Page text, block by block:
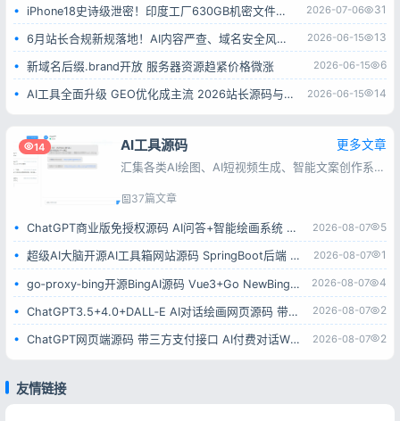
iPhone18史诗级泄密！印度工厂630GB机密文件全流出 2026-07-06 31
6月站长合规新规落地！AI内容严查、域名安全风险全面升级 2026-06-15 13
新域名后缀.brand开放 服务器资源趋紧价格微涨 2026-06-15 6
AI工具全面升级 GEO优化成主流 2026站长源码与工具赛道解析 2026-06-15 14
14 AI工具源码 更多文章
汇集各类AI绘图、AI短视频生成、智能文案创作系统源码，涵盖多接口对接、会员付费、流量变现类程序，源码完整可用，上手简单，方便搭建AI智能创作平台。
37篇文章
ChatGPT商业版免授权源码 AI问答+智能绘画系统 集成用户付费充值整套运营源码 2026-08-07 5
超级AI大脑开源AI工具箱网站源码 SpringBoot后端 支持AI聊天AI绘画多模型对接 2026-08-07 1
go‑proxy‑bing开源BingAI源码 Vue3+Go NewBing网页系统无需登录直接对话 2026-08-07 4
ChatGPT3.5+4.0+DALL‑E AI对话绘画网页源码 带卡密充值后台附安装教程 2026-08-07 2
ChatGPT网页端源码 带三方支付接口 AI付费对话WEB系统带后台可二开 2026-08-07 2
友情链接